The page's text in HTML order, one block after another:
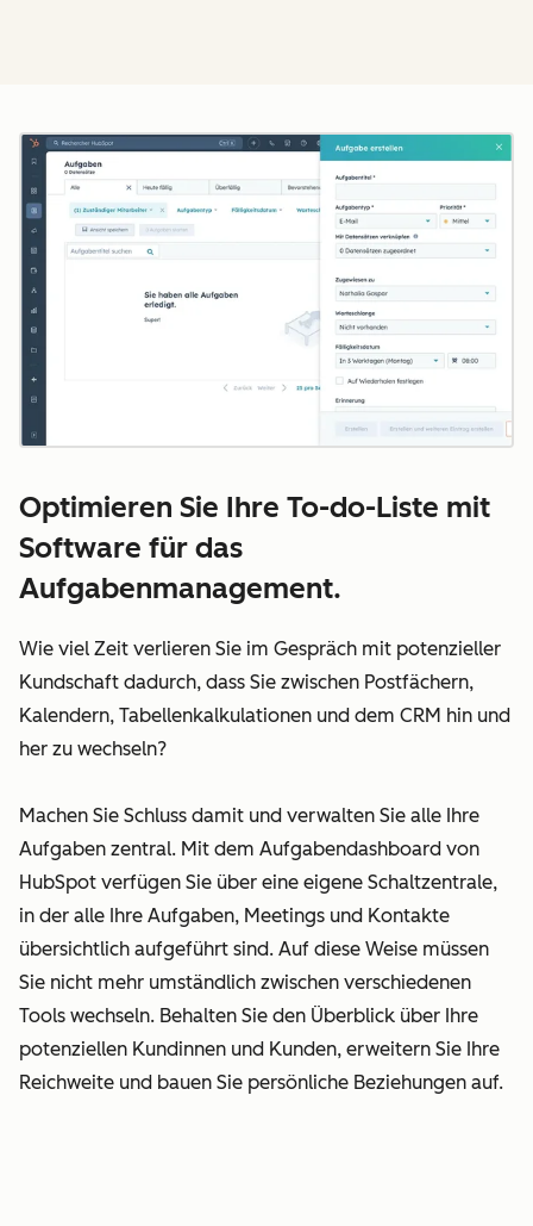
Optimieren Sie Ihre To-do-Liste mit
Software für das
Aufgabenmanagement.
Wie viel Zeit verlieren Sie im Gespräch mit potenzieller
Kundschaft dadurch, dass Sie zwischen Postfächern,
Kalendern, Tabellenkalkulationen und dem CRM hin und
her zu wechseln?
Machen Sie Schluss damit und verwalten Sie alle Ihre
Aufgaben zentral. Mit dem Aufgabendashboard von
HubSpot verfügen Sie über eine eigene Schaltzentrale,
in der alle Ihre Aufgaben, Meetings und Kontakte
übersichtlich aufgeführt sind. Auf diese Weise müssen
Sie nicht mehr umständlich zwischen verschiedenen
Tools wechseln. Behalten Sie den Überblick über Ihre
potenziellen Kundinnen und Kunden, erweitern Sie Ihre
Reichweite und bauen Sie persönliche Beziehungen auf.